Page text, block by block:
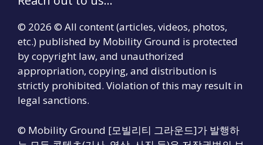
© 2026 © All content (articles, videos, photos,
etc.) published by Mobility Ground is protected
by copyright law, and unauthorized
appropriation, copying, and distribution is
strictly prohibited. Violation of this may result in
legal sanctions.
© Mobility Ground [모빌리티 그라운드]가 발행하